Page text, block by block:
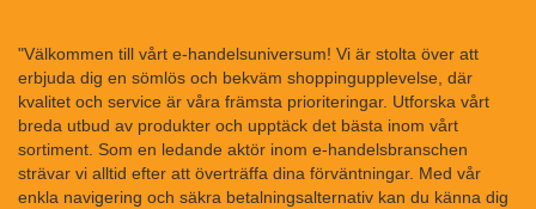
"Välkommen till vårt e-handelsuniversum! Vi är stolta över att
erbjuda dig en sömlös och bekväm shoppingupplevelse, där
kvalitet och service är våra främsta prioriteringar. Utforska vårt
breda utbud av produkter och upptäck det bästa inom vårt
sortiment. Som en ledande aktör inom e-handelsbranschen
strävar vi alltid efter att överträffa dina förväntningar. Med vår
enkla navigering och säkra betalningsalternativ kan du känna dig